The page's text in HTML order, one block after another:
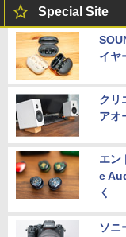
Special Site
イヤ
クリ
アオ
エン
e
く
ソニ